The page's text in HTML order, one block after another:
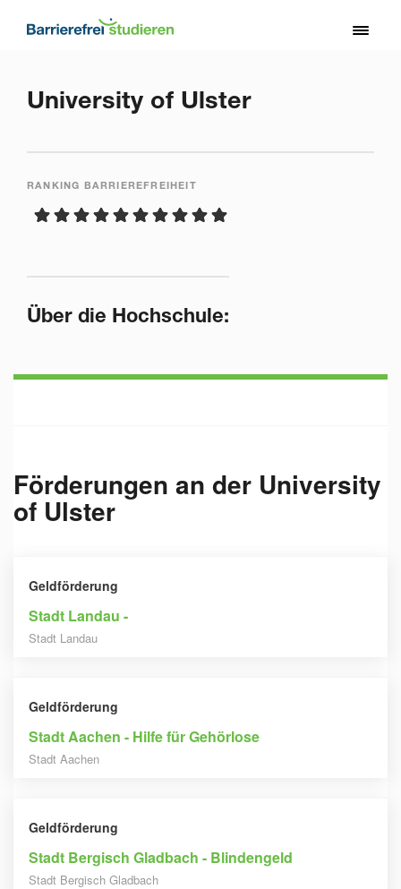
University of Ulster
RANKING BARRIEREFREIHEIT
Über die Hochschule:
Förderungen an der University
of Ulster
Geldförderung
Stadt Landau -
Stadt Landau
Geldförderung
Stadt Aachen - Hilfe für Gehörlose
Stadt Aachen
Geldförderung
Stadt Bergisch Gladbach - Blindengeld
Stadt Bergisch Gladbach